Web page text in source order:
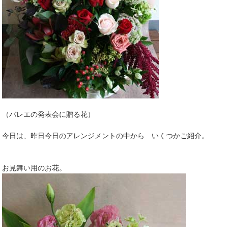
（バレエの発表会に贈る花）
今日は、昨日今日のアレンジメントの中から いくつかご紹介。
お見舞い用のお花。